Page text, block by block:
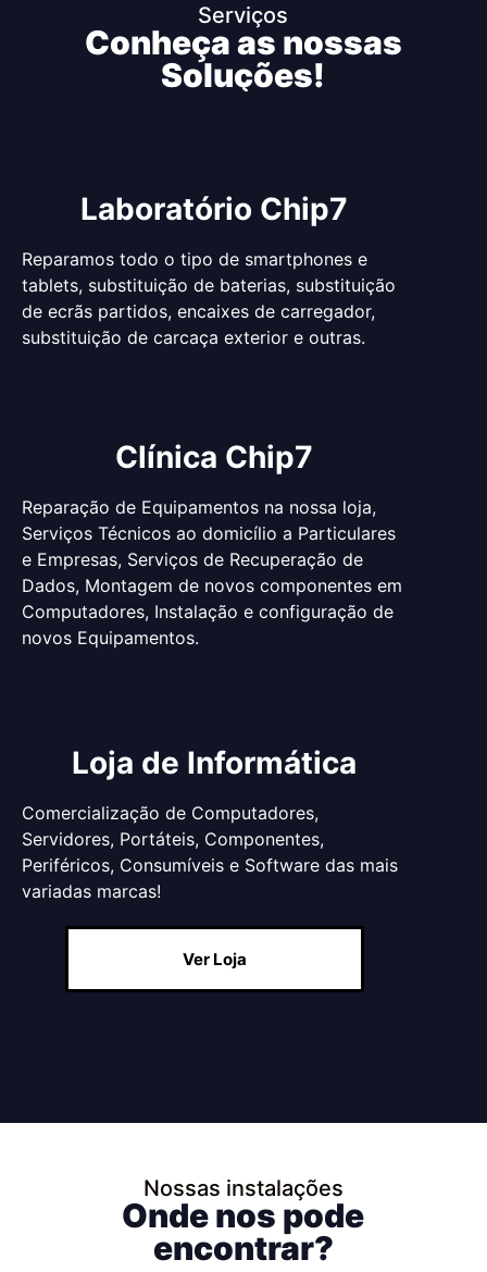
Serviços
Conheça as nossas
Soluções!
Loja de Informática
Comercialização de Computadores,
Servidores, Portáteis, Componentes,
Periféricos, Consumíveis e Software das mais
variadas marcas!
Ver Loja
Clínica Chip7
Reparação de Equipamentos na nossa loja,
Serviços Técnicos ao domicílio a Particulares
e Empresas, Serviços de Recuperação de
Dados, Montagem de novos componentes em
Computadores, Instalação e configuração de
novos Equipamentos.
Laboratório Chip7
Reparamos todo o tipo de smartphones e
tablets, substituição de baterias, substituição
de ecrãs partidos, encaixes de carregador,
substituição de carcaça exterior e outras.
Nossas instalações
Onde nos pode
encontrar?